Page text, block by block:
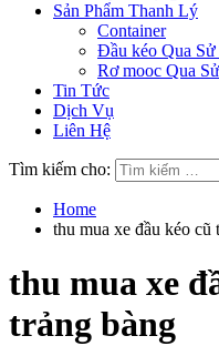
Sản Phẩm Thanh Lý
Container
Đầu kéo Qua
Rơ mooc Qua
Tin Tức
Dịch Vụ
Liên Hệ
Tìm kiếm cho:
Home
thu mua xe đầu kéo cũ
thu mua xe
trảng bàng